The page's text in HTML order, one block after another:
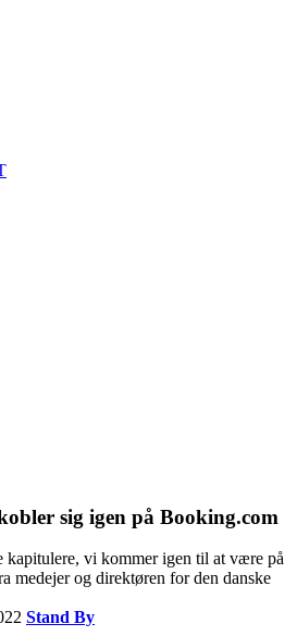
sig igen på Booking.com
kapitulere, vi kommer igen til at være på
medejer og direktøren for den danske
Stand By